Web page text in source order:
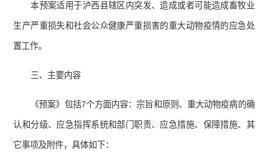
本预案适用于泸西县辖区内突发、造成或者可能造成畜牧业
生产严重损失和社会公众健康严重损害的重大动物疫情的应急处
置工作。
三、主要内容
《预案》包括7个方面内容：宗旨和原则、重大动物疫病的确
认和分级、应急指挥系统和部门职责、应急措施、保障措施、其
它事项及附件，具体如下：